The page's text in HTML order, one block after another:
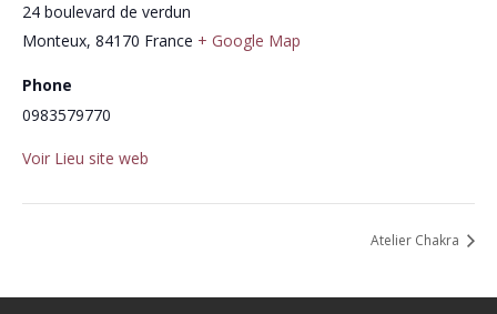
24 boulevard de verdun
Monteux, 84170 France + Google Map
Phone
0983579770
Voir Lieu site web
Atelier Chakra